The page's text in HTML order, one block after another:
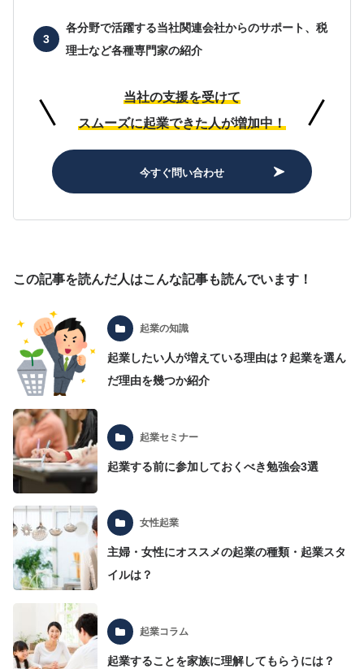
各分野で活躍する当社関連会社からのサポート、 税
理士など各種専門家の紹介
当社の支援を受けて
スムーズに起業できた人が増加中！
今すぐ問い合わせ
この記事を読んだ人はこんな記事も読んでいます！
起業の知識
起業したい人が増えている理由は？起業を選ん
だ理由を幾つか紹介
起業セミナー
起業する前に参加しておくべき勉強会3選
女性起業
主婦・女性にオススメの起業の種類・起業スタ
イルは？
起業コラム
起業することを家族に理解してもらうには？